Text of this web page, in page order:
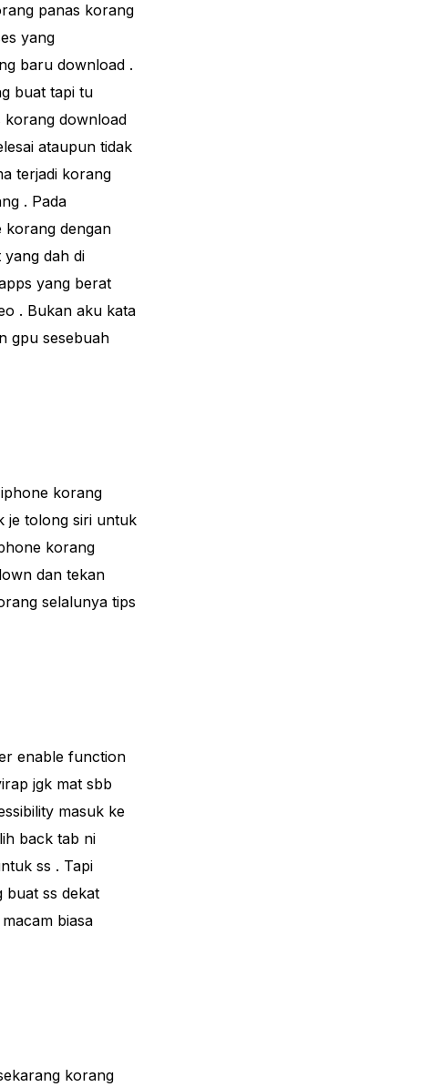
panas korang
yang
baru download .
buat tapi tu
korang download
ataupun tidak
terjadi korang
. Pada
korang dengan
dah di
yang berat
. Bukan aku kata
gpu sesebuah
korang
je tolong siri untuk
korang
dan tekan
selalunya tips
enable function
jgk mat sbb
masuk ke
back tab ni
ss . Tapi
buat ss dekat
biasa
korang